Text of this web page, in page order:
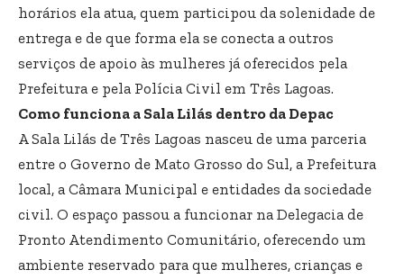
horários ela atua, quem participou da solenidade de
entrega e de que forma ela se conecta a outros
serviços de apoio às mulheres já oferecidos pela
Prefeitura e pela Polícia Civil em Três Lagoas.
Como funciona a Sala Lilás dentro da Depac
A Sala Lilás de Três Lagoas nasceu de uma parceria
entre o Governo de Mato Grosso do Sul, a Prefeitura
local, a Câmara Municipal e entidades da sociedade
civil. O espaço passou a funcionar na Delegacia de
Pronto Atendimento Comunitário, oferecendo um
ambiente reservado para que mulheres, crianças e